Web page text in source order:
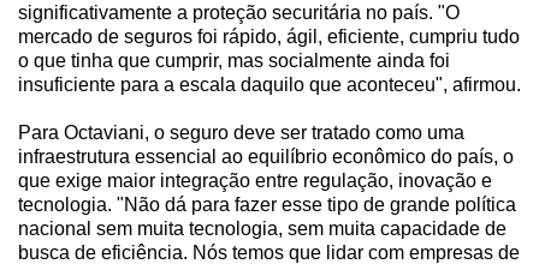
significativamente a proteção securitária no país. "O
mercado de seguros foi rápido, ágil, eficiente, cumpriu tudo
o que tinha que cumprir, mas socialmente ainda foi
insuficiente para a escala daquilo que aconteceu", afirmou.
Para Octaviani, o seguro deve ser tratado como uma
infraestrutura essencial ao equilíbrio econômico do país, o
que exige maior integração entre regulação, inovação e
tecnologia. "Não dá para fazer esse tipo de grande política
nacional sem muita tecnologia, sem muita capacidade de
busca de eficiência. Nós temos que lidar com empresas de